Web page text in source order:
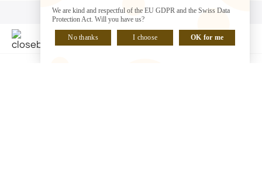
SU CUENTA
SU CUENTA
We are kind and respectful of the EU GDPR and the Swiss Data
Protection Act. Will you have us?
No thanks I choose OK for me
HABLA CON NOSOTROS